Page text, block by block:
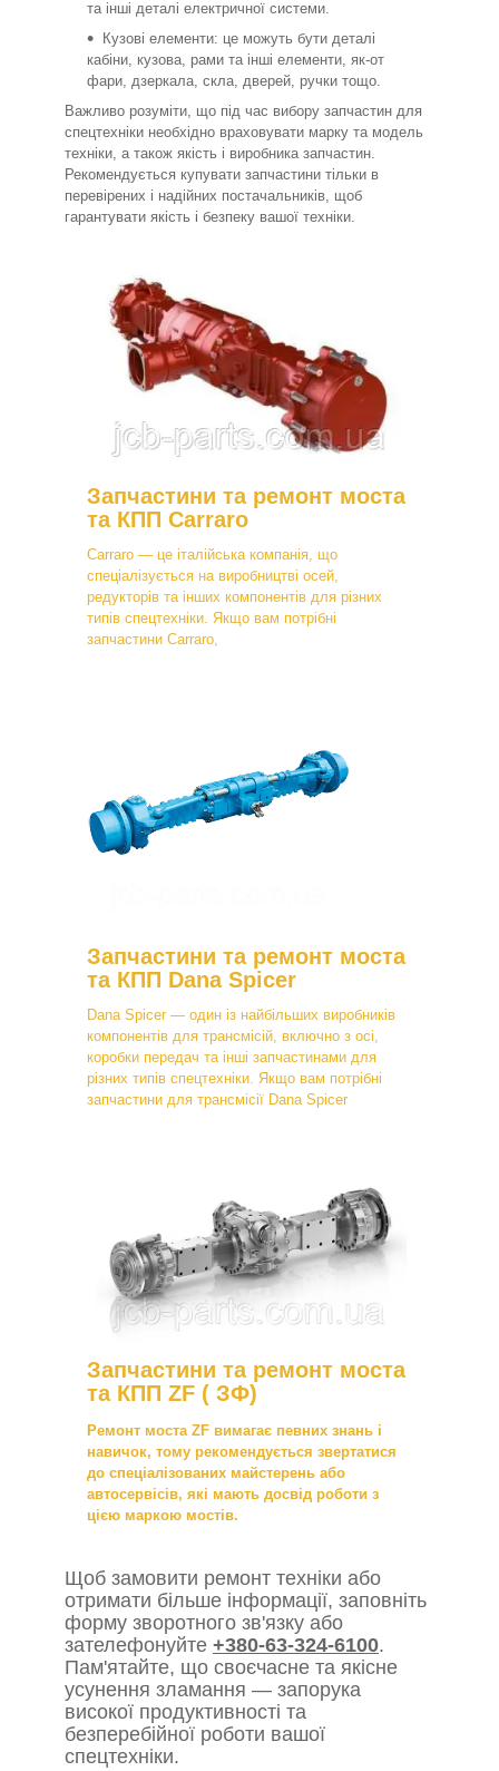
та інші деталі електричної системи.
Кузові елементи: це можуть бути деталі
кабіни, кузова, рами та інші елементи, як-от
фари, дзеркала, скла, дверей, ручки тощо.
Важливо розуміти, що під час вибору запчастин для
спецтехніки необхідно враховувати марку та модель
техніки, а також якість і виробника запчастин.
Рекомендується купувати запчастини тільки в
перевірених і надійних постачальників, щоб
гарантувати якість і безпеку вашої техніки.
Запчастини та ремонт моста
та КПП Carraro
Carraro — це італійська компанія, що
спеціалізується на виробництві осей,
редукторів та інших компонентів для різних
типів спецтехніки. Якщо вам потрібні
запчастини Carraro,
Запчастини та ремонт моста
та КПП Dana Spicer
Dana Spicer — один із найбільших виробників
компонентів для трансмісій, включно з осі,
коробки передач та інші запчастинами для
різних типів спецтехніки. Якщо вам потрібні
запчастини для трансмісії Dana Spicer
Запчастини та ремонт моста
та КПП ZF ( ЗФ)
Ремонт моста ZF вимагає певних знань і
навичок, тому рекомендується звертатися
до спеціалізованих майстерень або
автосервісів, які мають досвід роботи з
цією маркою мостів.
Щоб замовити ремонт техніки або
отримати більше інформації, заповніть
форму зворотного зв'язку або
зателефонуйте +380-63-324-6100.
Пам'ятайте, що своєчасне та якісне
усунення зламання — запорука
високої продуктивності та
безперебійної роботи вашої
спецтехніки.